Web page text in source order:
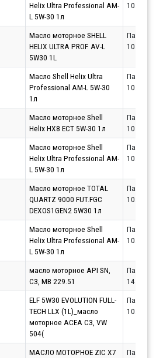
Helix Ultra Professional AM-
L 5W-30 1л
Масло моторное SHELL
HELIX ULTRA PROF. AV-L
5W30 1L
Партнёр
Масло Shell Helix Ultra
Professional AM-L 5W-30
1л
Партнёр
Масло моторное Shell
Helix HX8 ECT 5W-30 1л
Партнёр
Масло моторное Shell
Helix Ultra Professional AM-
L 5W-30 1л
Партнёр
Масло моторное TOTAL
QUARTZ 9000 FUT.FGC
DEXOS1GEN2 5W30 1л
Партнёр
Масло моторное Shell
Helix Ultra Professional AM-
L 5W-30 1л
Партнёр
масло моторное API SN,
C3, MB 229.51
Партнёр
ELF 5W30 EVOLUTION FULL-
TECH LLX (1L)_масло
моторное ACEA C3, VW
504(
Партнёр
МАСЛО МОТОРНОЕ ZIC X7
Партнёр